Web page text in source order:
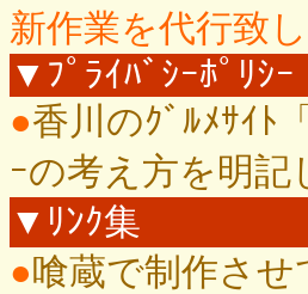
新作業を代行致し
▼ﾌﾟﾗｲﾊﾞｼｰﾎﾟﾘｼｰ
●香川のｸﾞﾙﾒｻｲﾄ
ｰの考え方を明
▼ﾘﾝｸ集
●喰蔵で制作させ